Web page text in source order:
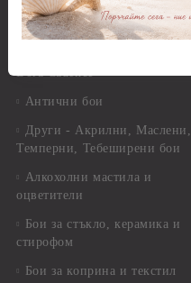
Акрилна боя металик -
Artiste
Dora Cadence
Антични бои
Други - Акрилни, Маслени,
Темперни, Тебеширени бои
Алкохолни мастила и
оцветители
Бои за стъкло, керамика и
стирофом
Бои за коприна и текстил